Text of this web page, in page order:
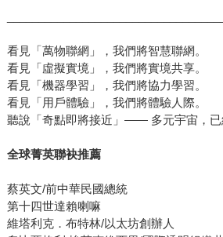
看見「萬物聯網」，我們將智慧聯網。
看見「虛擬實境」，我們將實境共享。
看見「機器學習」，我們將協力學習。
看見「用戶體驗」，我們將體驗人際。
聽說「奇點即將接近」—— 多元宇宙，已
全球菁英聯袂推薦
蔡英文/前中華民國總統
第十四世達賴喇嘛
維塔利克．布特林/以太坊創辦人